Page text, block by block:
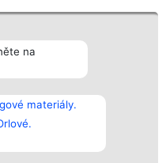
na
materiály.
Kontakt